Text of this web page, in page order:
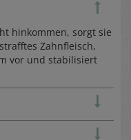
hinkommen, sorgt sie
Zahnfleisch,
vor und stabilisiert